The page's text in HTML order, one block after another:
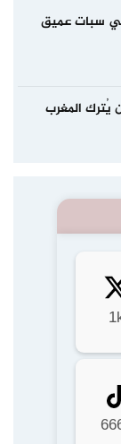
سبات عميق
يُترك المغرب